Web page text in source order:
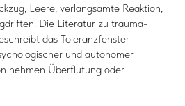
Leere, verlangsamte Reaktion,
Die Literatur zu trauma-
das Toleranzfenster
und autonomer
nehmen Überflutung oder